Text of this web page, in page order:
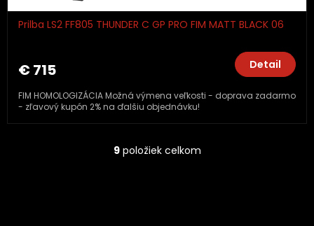
Prilba LS2 FF805 THUNDER C GP PRO FIM MATT BLACK 06
€ 715 Detail
FIM HOMOLOGIZÁCIA Možná výmena veľkosti - doprava zadarmo
- zľavový kupón 2% na ďalšiu objednávku!
O
9položiek celkom